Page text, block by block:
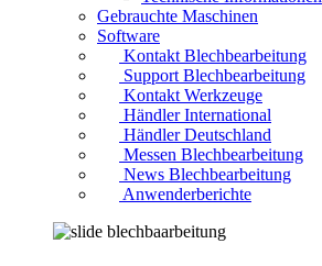
Gebrauchte Maschinen
Software
Kontakt Blechbearbeitung
Support Blechbearbeitung
Kontakt Werkzeuge
Händler International
Händler Deutschland
Messen Blechbearbeitung
News Blechbearbeitung
Anwenderberichte